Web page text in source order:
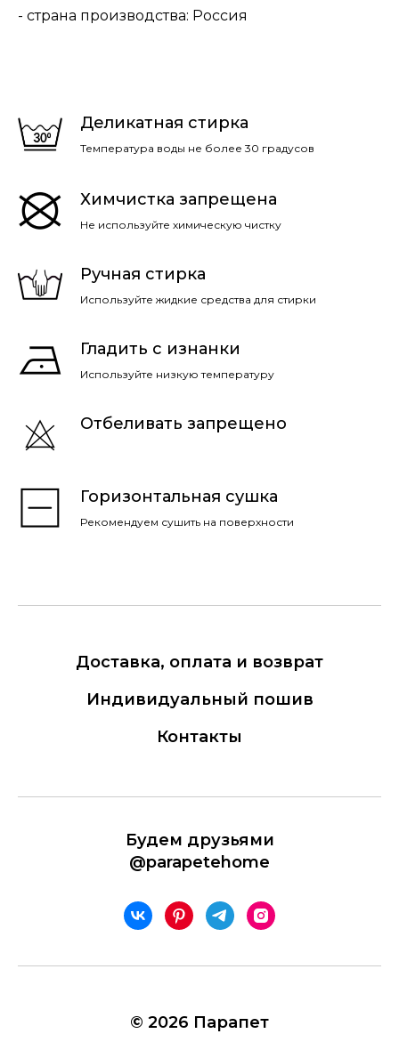
- страна производства: Россия
Деликатная стирка
Температура воды не более 30 градусов
Химчистка запрещена
Не используйте химическую чистку
Ручная стирка
Используйте жидкие средства для стирки
Гладить с изнанки
Используйте низкую температуру
Отбеливать запрещено
Горизонтальная сушка
Рекомендуем сушить на поверхности
Доставка, оплата и возврат
Индивидуальный пошив
Контакты
Будем друзьями
@parapetehome
© 2026 Парапет